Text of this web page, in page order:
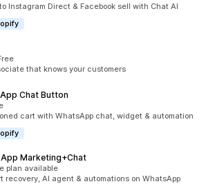
Instagram Direct & Facebook sell with Chat AI
that knows your customers
Chat Button
cart with WhatsApp chat, widget & automation
Marketing+Chat
plan available
recovery, AI agent & automations on WhatsApp